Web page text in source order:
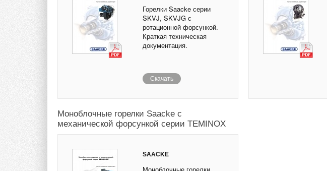
Горелки Saacke серии
SKVJ, SKVJG с
ротационной форсункой.
Краткая техническая
документация.
Скачать
Моноблочные горелки Saacke с
механической форсункой серии TEMINOX
SAACKE